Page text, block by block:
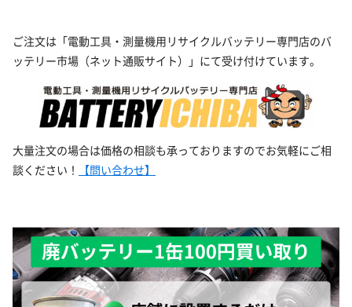
ご注文は「電動工具・測量機用リサイクルバッテリー専門店のバ
ッテリー市場（ネット通販サイト）」にて受け付けています。
大量注文の場合は価格の相談も承っておりますのでお気軽にご相
談ください！
【問い合わせ】